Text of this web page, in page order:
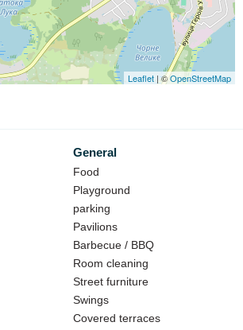
5 days, cleaning as needed.
fee;
on order for an additional fee.
Leaflet | ©OpenStreetMap
General
Food
Playground
parking
Pavilions
Barbecue / BBQ
Room cleaning
Street furniture
Swings
Covered terraces